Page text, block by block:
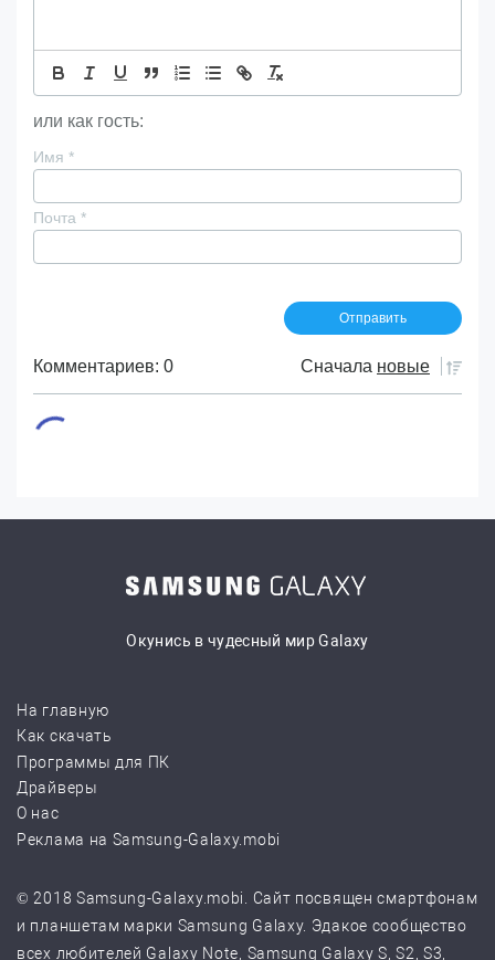
или как гость:
Имя *
Почта *
Комментариев: 0 Сначала новые
Окунись в чудесный мир Galaxy
На главную
Как скачать
Программы для ПК
Драйверы
О нас
Реклама на Samsung-Galaxy.mobi
© 2018 Samsung-Galaxy.mobi. Сайт посвящен смартфонам
и планшетам марки Samsung Galaxy. Эдакое сообщество
всех любителей Galaxy Note, Samsung Galaxy S, S2, S3,